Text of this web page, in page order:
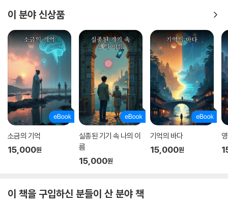
이 분야 신상품
소금의 기억
15,000원
실종된 기기 속 나의 이
름
15,000원
기억의 바다
15,000원
이 책을 구입하신 분들이 산 분야 책